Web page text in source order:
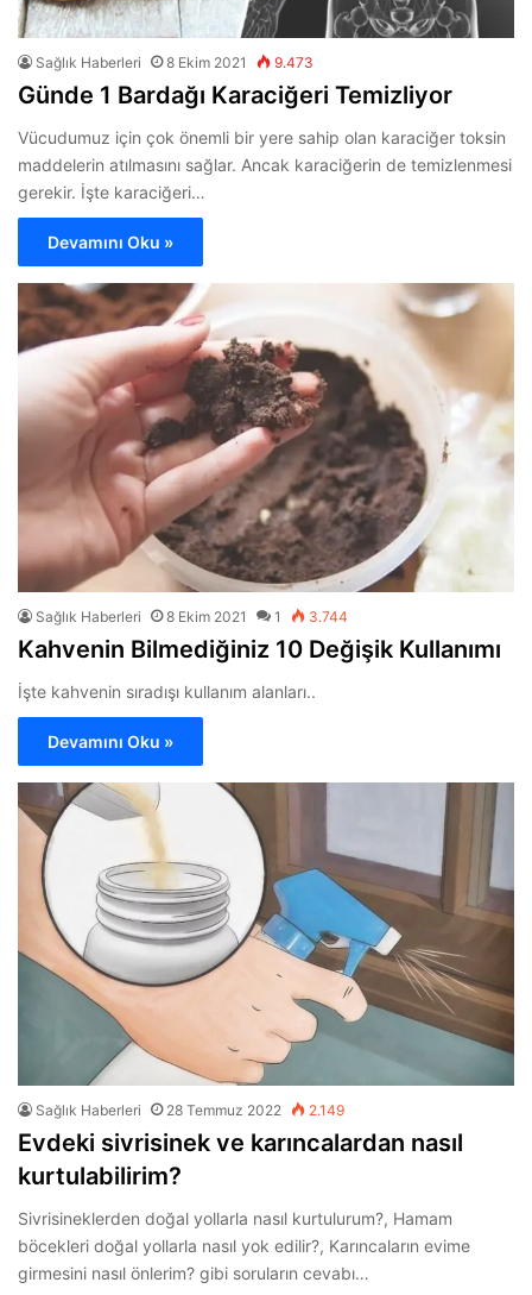
Sağlık Haberleri 8 Ekim 2021 9.473
Günde 1 Bardağı Karaciğeri Temizliyor
Vücudumuz için çok önemli bir yere sahip olan karaciğer toksin
maddelerin atılmasını sağlar. Ancak karaciğerin de temizlenmesi
gerekir. İşte karaciğeri…
Devamını Oku »
Sağlık Haberleri 8 Ekim 2021 1 3.744
Kahvenin Bilmediğiniz 10 Değişik Kullanımı
İşte kahvenin sıradışı kullanım alanları..
Devamını Oku »
Sağlık Haberleri 28 Temmuz 2022 2.149
Evdeki sivrisinek ve karıncalardan nasıl
kurtulabilirim?
Sivrisineklerden doğal yollarla nasıl kurtulurum?, Hamam
böcekleri doğal yollarla nasıl yok edilir?, Karıncaların evime
girmesini nasıl önlerim? gibi soruların cevabı…